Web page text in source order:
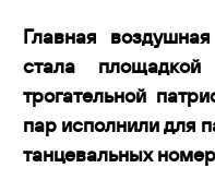
Главная
стала
трогательной
пар исполнили для
танцевальных